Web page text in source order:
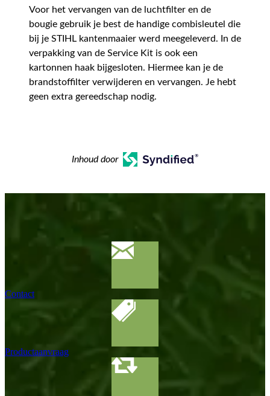
Voor het vervangen van de luchtfilter en de
bougie gebruik je best de handige combisleutel die
bij je STIHL kantenmaaier werd meegeleverd. In de
verpakking van de Service Kit is ook een
kartonnen haak bijgesloten. Hiermee kan je de
brandstoffilter verwijderen en vervangen. Je hebt
geen extra gereedschap nodig.
Inhoud door
Contact
Productaanvraag